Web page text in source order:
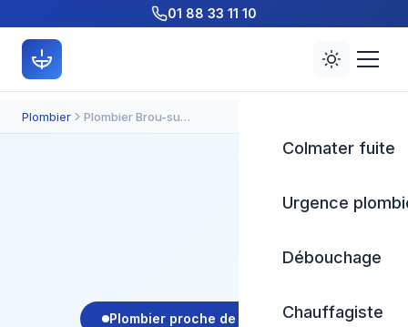
01 88 33 11 10
Colmater fuite
Urgence
Débouchage
Chauffagiste
Plombier Plombier Brou-sur-Chantereine 77 | Dépannage Urgence 7j/7
Plombier proche de chez vous